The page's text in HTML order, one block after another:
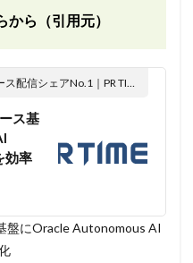
ら（引用元）
信シェアNo.1｜PR TIMES
ス基
効率
盤にOracle Autonomous AI